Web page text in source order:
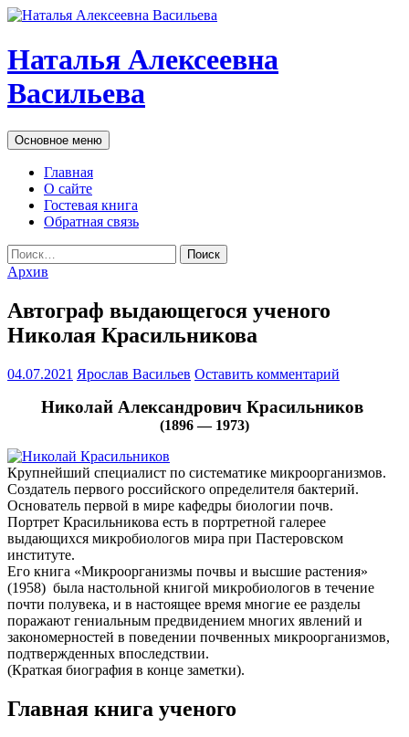
Наталья Алексеевна
Васильева
Поиск
Основное меню Перейти
к
Главная
О сайте
Гостевая книга
Обратная связь
Найти:
Архив
Автограф выдающегося ученого
Николая Красильникова
04.07.2021 Ярослав Васильев Оставить комментарий
Николай Александрович Красильников
(1896 — 1973)
Крупнейший специалист по систематике микроорганизмов.
Создатель первого российского определителя бактерий.
Основатель первой в мире кафедры биологии почв.
Портрет Красильникова есть в портретной галерее
выдающихся микробиологов мира при Пастеровском
институте.
Его книга «Микроорганизмы почвы и высшие растения»
(1958) была настольной книгой микробиологов в течение
почти полувека, и в настоящее время многие ее разделы
поражают гениальным предвидением многих явлений и
закономерностей в поведении почвенных микроорганизмов,
подтвержденных впоследствии.
(Краткая биография в конце заметки).
Главная книга ученого